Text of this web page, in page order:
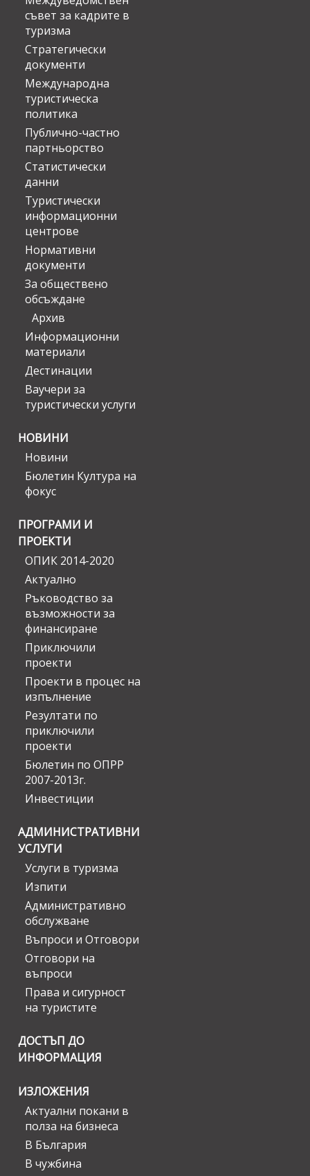
съвет за кадрите в
туризма
Стратегически
документи
Международна
туристическа
политика
Публично-частно
партньорство
Статистически
данни
Туристически
информационни
центрове
Нормативни
документи
За обществено
обсъждане
Архив
Информационни
материали
Дестинации
Ваучери за
туристически услуги
НОВИНИ
Новини
Бюлетин Култура на
фокус
ПРОГРАМИ И
ПРОЕКТИ
ОПИК 2014-2020
Актуално
Ръководство за
възможности за
финансиране
Приключили
проекти
Проекти в процес на
изпълнение
Резултати по
приключили
проекти
Бюлетин по ОПРР
2007-2013г.
Инвестиции
АДМИНИСТРАТИВНИ
УСЛУГИ
Услуги в туризма
Изпити
Административно
обслужване
Въпроси и Отговори
Отговори на
въпроси
Права и сигурност
на туристите
ДОСТЪП ДО
ИНФОРМАЦИЯ
ИЗЛОЖЕНИЯ
Актуални покани в
полза на бизнеса
В България
В чужбина